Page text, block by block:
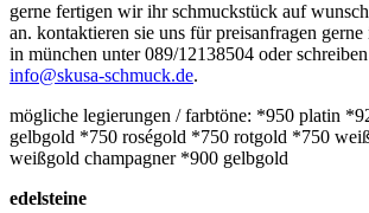
gerne fertigen wir ihr schmuckstück auf
an. kontaktieren sie uns für preisanfragen
in münchen unter 089/12138504 oder
info@skusa-schmuck.de.
mögliche legierungen / farbtöne: *950 platin
gelbgold *750 roségold *750 rotgold *750
weißgold champagner *900 gelbgold
edelsteine